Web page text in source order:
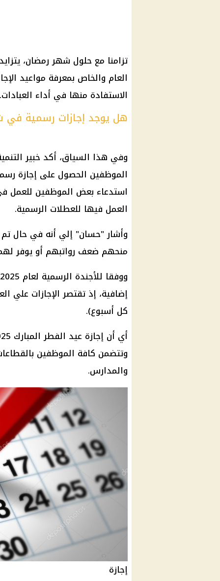
تزامنا مع حلول شهر رمضان،
العام والخاص بمعرفة مواعيد
الاستفادة منها في أداء العبادات.
هل يوجد إجازات رسمية
وفي هذا السياق، أكد خبير
الموظفين الحصول على إجازة
استدعاء بعض الموظفين للعمل
العمل فيها للعطلات الرسمية.
وأشار "حسان" إلي أنه في حال
منحهم ضعف رواتبهم أو يوفر
ووفقا للأجندة الرسمية لعام 2025، لا يتضمن
إضافية، إذ تقتصر الإجازات علي
كل أسبوع).
أي أن إجازة عيد الفطر المبارك 2025
وتتضمن كافة الموظفين
والمدارس.
إجازة